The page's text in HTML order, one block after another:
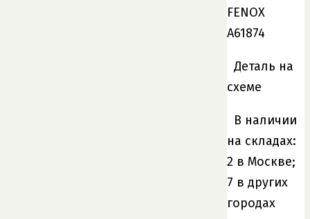
FENOX
A61874
Деталь на
схеме
В наличии
на складах:
2 в Москве;
7 в других
городах